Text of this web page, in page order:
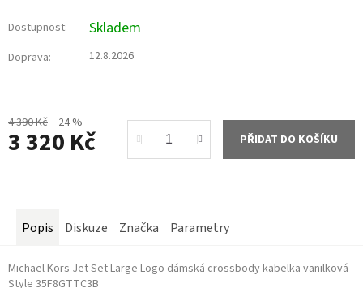
4 390 Kč –24 %
3 320 Kč PŘIDAT DO KOŠÍKU
Dostupnost: Skladem
Doprava: 12.8.2026
Popis Diskuze Značka Parametry
Michael Kors Jet Set Large Logo dámská crossbody kabelka vanilková
Style 35F8GTTC3B